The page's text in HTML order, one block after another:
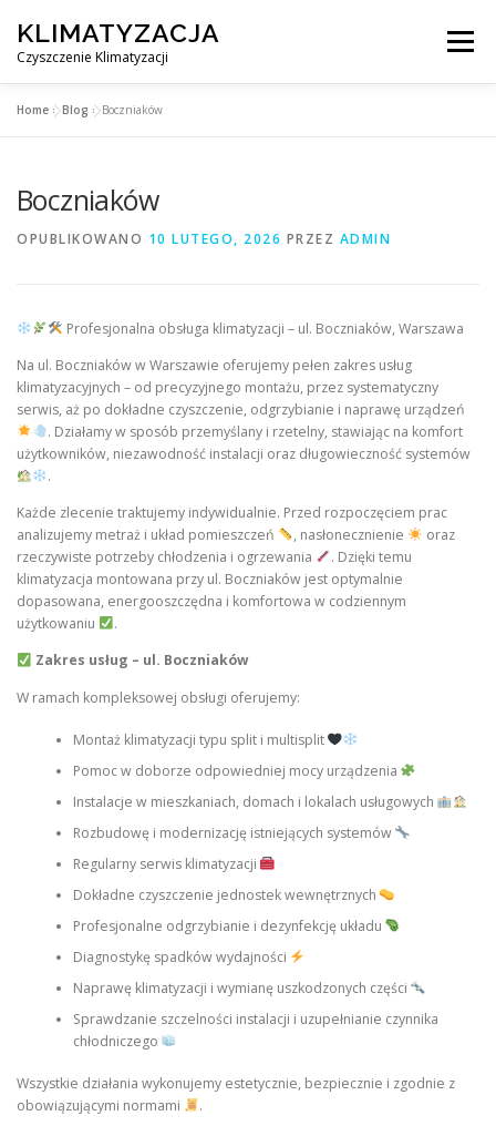
treści
KLIMATYZACJA
Czyszczenie Klimatyzacji
Menu
OBSŁUGIWANE MIASTA POD WARSZAWĄ
Home »Blog »Boczniaków
Boczniaków
OPUBLIKOWANO 10 LUTEGO, 2026 PRZEZ ADMIN
Profesjonalna obsługa klimatyzacji – ul. Boczniaków, Warszawa
Na ul. Boczniaków w Warszawie oferujemy pełen zakres usług
klimatyzacyjnych – od precyzyjnego montażu, przez systematyczny
serwis, aż po dokładne czyszczenie, odgrzybianie i naprawę urządzeń
. Działamy w sposób przemyślany i rzetelny, stawiając na komfort
użytkowników, niezawodność instalacji oraz długowieczność systemów
.
Każde zlecenie traktujemy indywidualnie. Przed rozpoczęciem prac
analizujemy metraż i układ pomieszczeń
, nasłonecznienie
oraz
rzeczywiste potrzeby chłodzenia i ogrzewania
. Dzięki temu
klimatyzacja montowana przy ul. Boczniaków jest optymalnie
dopasowana, energooszczędna i komfortowa w codziennym
użytkowaniu
.
Zakres usług – ul. Boczniaków
W ramach kompleksowej obsługi oferujemy:
Montaż klimatyzacji typu split i multisplit
Pomoc w doborze odpowiedniej mocy urządzenia
Instalacje w mieszkaniach, domach i lokalach usługowych
Rozbudowę i modernizację istniejących systemów
Regularny serwis klimatyzacji
Dokładne czyszczenie jednostek wewnętrznych
Profesjonalne odgrzybianie i dezynfekcję układu
Diagnostykę spadków wydajności
Naprawę klimatyzacji i wymianę uszkodzonych części
Sprawdzanie szczelności instalacji i uzupełnianie czynnika
chłodniczego
Wszystkie działania wykonujemy estetycznie, bezpiecznie i zgodnie z
obowiązującymi normami
.